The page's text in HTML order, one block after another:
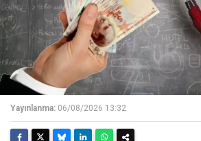
Yayınlanma: 06/08/2026 13:32